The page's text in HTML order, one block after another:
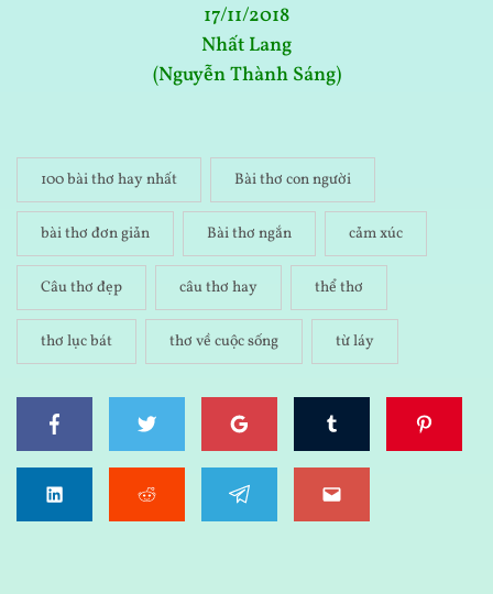
17/11/2018
Nhất Lang
(Nguyễn Thành Sáng)
100 bài thơ hay nhất Bài thơ con người
bài thơ đơn giản Bài thơ ngắn cảm xúc
Câu thơ đẹp câu thơ hay thể thơ
thơ lục bát thơ về cuộc sống từ láy